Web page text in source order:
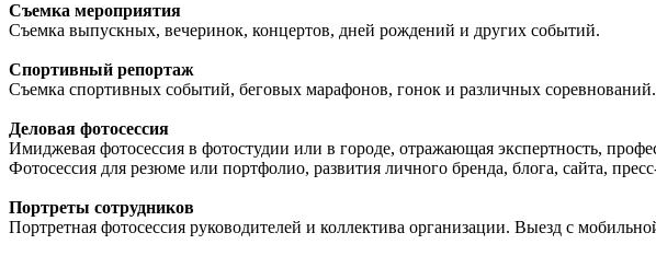
Съемка мероприятия
Съемка выпускных, вечеринок, концертов, дней рождений и других событий.
Спортивный репортаж
Съемка спортивных событий, беговых марафонов, гонок и различных соревнований.
Деловая фотосессия
Имиджевая фотосессия в фотостудии или в городе, отражающая экспертность,
Фотосессия для резюме или портфолио, развития личного бренда, блога, сайта,
Портреты сотрудников
Портретная фотосессия руководителей и коллектива организации. Выезд с